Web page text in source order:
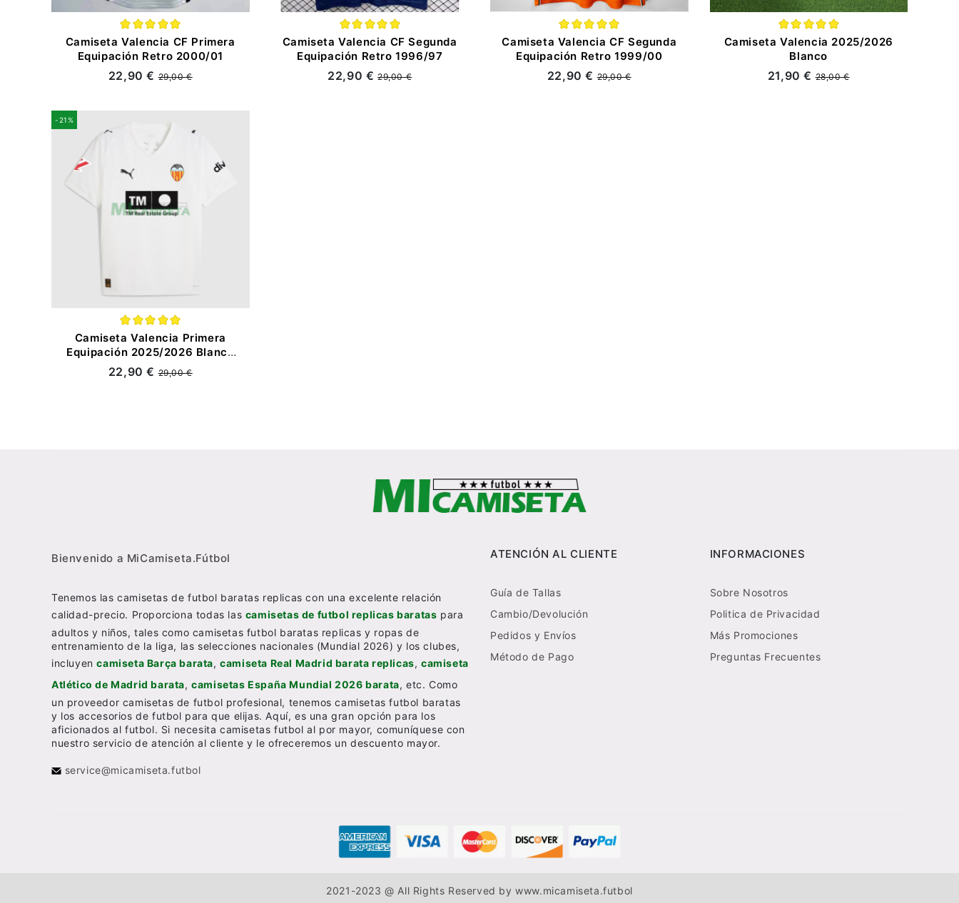
Camiseta Valencia CF Primera
Equipación Retro 2000/01
22,90 €29,00 €
Camiseta Valencia CF Segunda
Equipación Retro 1996/97
22,90 €29,00 €
Camiseta Valencia CF Segunda
Equipación Retro 1999/00
22,90 €29,00 €
Camiseta Valencia 2025/2026
Blanco
21,90 €28,00 €
-21%
Camiseta Valencia Primera
Equipación 2025/2026 Blanco
con Parche La Liga
22,90 €29,00 €
Bienvenido a MiCamiseta.Fútbol
Tenemos las camisetas de futbol baratas replicas con una excelente relación
calidad-precio. Proporciona todas las camisetas de futbol replicas baratas para
adultos y niños, tales como camisetas futbol baratas replicas y ropas de
entrenamiento de la liga, las selecciones nacionales (Mundial 2026) y los clubes,
incluyencamiseta Barça barata,camiseta Real Madrid barata replicas,camiseta
Atlético de Madrid barata,camisetas España Mundial 2026 barata, etc. Como
un proveedor camisetas de futbol profesional, tenemos camisetas futbol baratas
y los accesorios de futbol para que elijas. Aquí, es una gran opción para los
aficionados al futbol. Si necesita camisetas futbol al por mayor, comuníquese con
nuestro servicio de atención al cliente y le ofreceremos un descuento mayor.
ATENCIÓN AL CLIENTE
Guía de Tallas
Cambio/Devolución
Pedidos y Envíos
Método de Pago
INFORMACIONES
Sobre Nosotros
Politica de Privacidad
Más Promociones
Preguntas Frecuentes
service@micamiseta.futbol
2021-2023 @ All Rights Reserved bywww.micamiseta.futbol